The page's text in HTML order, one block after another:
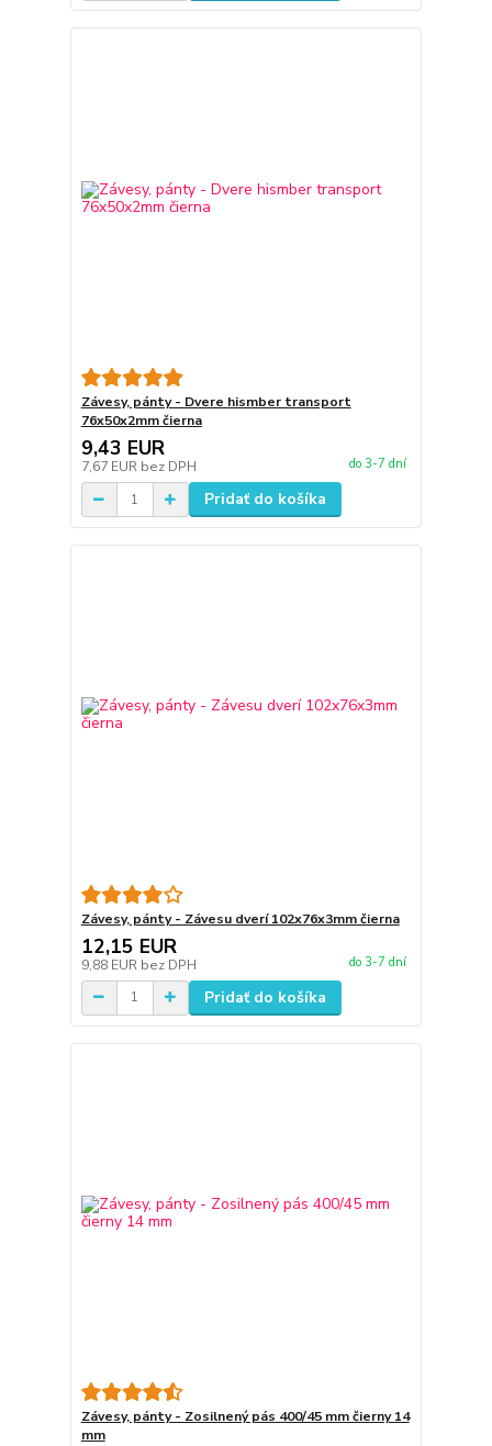
Závesy, pánty - Dvere hismber transport
76x50x2mm čierna
9,43 EUR
7,67 EUR bez DPH do 3-7 dní
Pridať do košíka
Závesy, pánty - Závesu dverí 102x76x3mm čierna
12,15 EUR
9,88 EUR bez DPH do 3-7 dní
Pridať do košíka
Závesy, pánty - Zosilnený pás 400/45 mm čierny 14
mm